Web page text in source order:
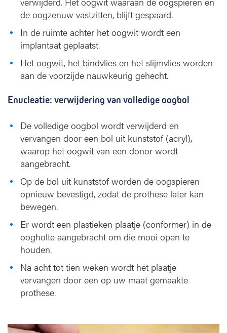
de oogzenuw vastzitten, blijft gespaard.
In de ruimte achter het oogwit wordt een
implantaat geplaatst.
Het oogwit, het bindvlies en het slijmvlies worden
aan de voorzijde nauwkeurig gehecht.
Enucleatie: verwijdering van volledige oogbol
De volledige oogbol wordt verwijderd en
vervangen door een bol uit kunststof (acryl),
waarop het oogwit van een donor wordt
aangebracht.
Op de bol uit kunststof worden de oogspieren
opnieuw bevestigd, zodat de prothese later kan
bewegen.
Er wordt een plastieken plaatje (conformer) in de
oogholte aangebracht om die mooi open te
houden.
Na acht tot tien weken wordt het plaatje
vervangen door een op uw maat gemaakte
prothese.